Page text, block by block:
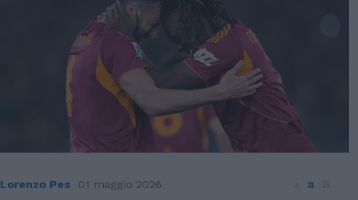
Lorenzo Pes 01 maggio 2026 a